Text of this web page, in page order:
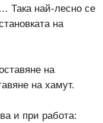
Така най-лесно се
на
на
на хамут.
и при работа: